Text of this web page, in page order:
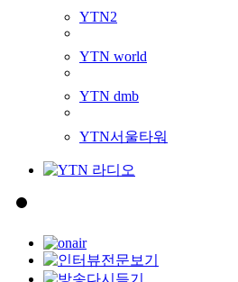
YTN2
YTN world
YTN dmb
YTN서울타워